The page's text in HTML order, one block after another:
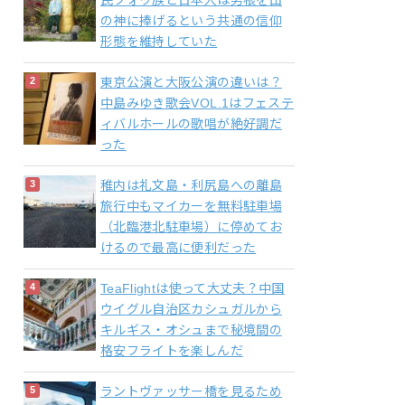
の神に捧げるという共通の信仰
形態を維持していた
東京公演と大阪公演の違いは？
中島みゆき歌会VOL.1はフェステ
ィバルホールの歌唱が絶好調だ
った
稚内は礼文島・利尻島への離島
旅行中もマイカーを無料駐車場
（北臨港北駐車場）に停めてお
けるので最高に便利だった
TeaFlightは使って大丈夫？中国
ウイグル自治区カシュガルから
キルギス・オシュまで秘境間の
格安フライトを楽しんだ
ラントヴァッサー橋を見るため